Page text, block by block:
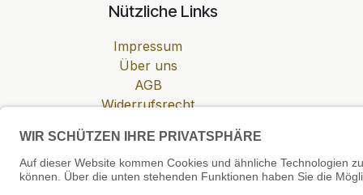
Nützliche Links
Impressum
Über uns
AGB
Widerrufsrecht
Zahlung & Versand
Cookie-Einstellungen